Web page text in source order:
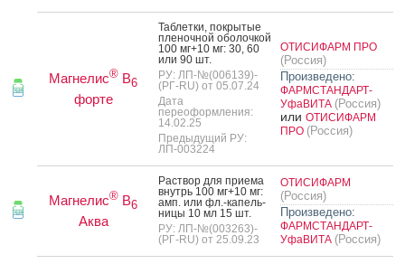
Магнелис® B6
форте
Таб­летки, пок­ры­тые
пле­ноч­ной обо­лоч­кой
100 мг+10 мг: 30, 60
или 90 шт.
РУ: ЛП-№(006139)-
(РГ-RU) от 05.07.24
Дата
переоформления:
14.02.25
Предыдущий РУ:
ЛП-003224
ОТИСИФАРМ ПРО
(Россия)
Произведено:
ФАРМСТАНДАРТ-
УфаВИТА (Россия)
или ОТИСИФАРМ
ПРО (Россия)
Магнелис® В6
Аква
Рас­твор для при­ема
внутрь 100 мг+10 мг:
амп. или фл.-ка­пель­
ни­цы 10 мл 15 шт.
РУ: ЛП-№(003263)-
(РГ-RU) от 25.09.23
ОТИСИФАРМ
(Россия)
Произведено:
ФАРМСТАНДАРТ-
УфаВИТА (Россия)